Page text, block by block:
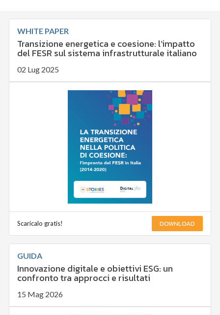
WHITE PAPER
Transizione energetica e coesione: l’impatto
del FESR sul sistema infrastrutturale italiano
02 Lug 2025
Scaricalo gratis! DOWNLOAD
GUIDA
Innovazione digitale e obiettivi ESG: un
confronto tra approcci e risultati
15 Mag 2026